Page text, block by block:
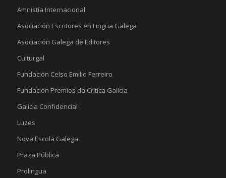
Amnistía Internacional
Asociación Escritores en Lingua Galega
Asociación Galega de Editores
Culturgal
Fundación Celso Emilio Ferreiro
Fundación Premios da Crítica Galicia
Galicia Confidencial
Luzes
Nova Escola Galega
Praza Pública
Prolingua